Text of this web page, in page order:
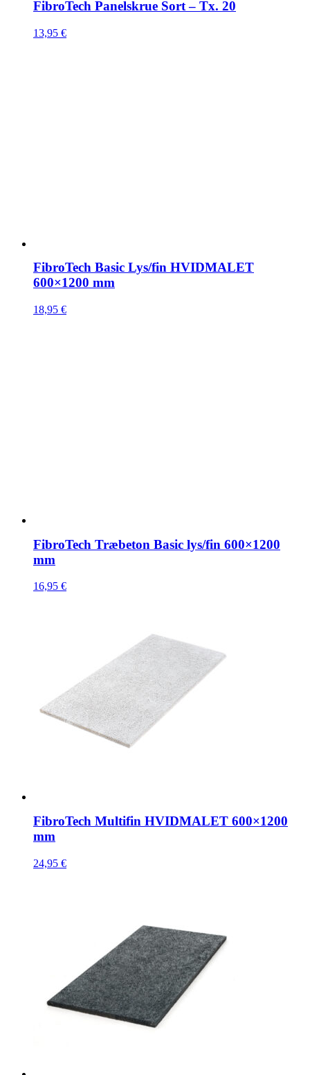
FibroTech Panelskrue Sort – Tx. 20
13,95 €
FibroTech Basic Lys/fin HVIDMALET
600×1200 mm
18,95 €
FibroTech Træbeton Basic lys/fin 600×1200
mm
16,95 €
FibroTech Multifin HVIDMALET 600×1200
mm
24,95 €